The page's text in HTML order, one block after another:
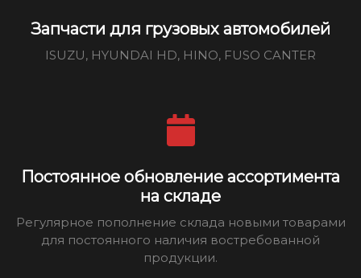
Запчасти для грузовых автомобилей
ISUZU, HYUNDAI HD, HINO, FUSO CANTER
Постоянное обновление ассортимента
на складе
Регулярное пополнение склада новыми товарами
для постоянного наличия востребованной
продукции.